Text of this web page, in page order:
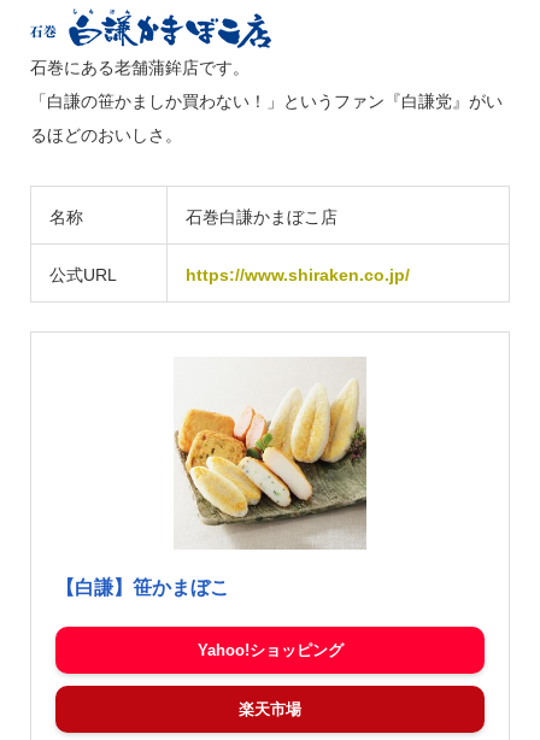
石巻にある老舗蒲鉾店です。
「白謙の笹かましか買わない！」というファン『白謙党』がい
るほどのおいしさ。
名称 石巻白謙かまぼこ店
公式URL https://www.shiraken.co.jp/
【白謙】笹かまぼこ
Yahoo!ショッピング
楽天市場